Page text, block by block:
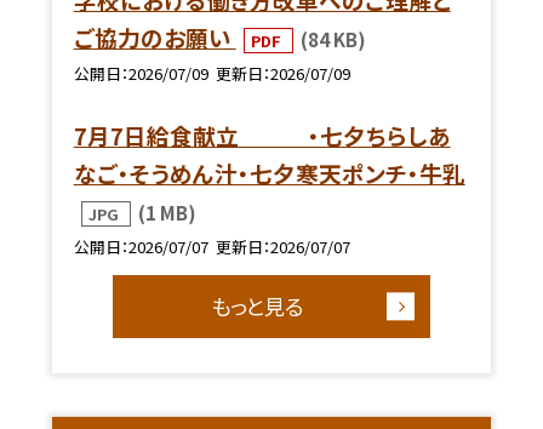
ご協力のお願い
PDF (84 KB)
公開日 2026/07/09 更新日 2026/07/09
7月7日給食献立 ・七夕ちらしあ
なご・そうめん汁・七夕寒天ポンチ・牛乳
JPG (1 MB)
公開日 2026/07/07 更新日 2026/07/07
もっと見る